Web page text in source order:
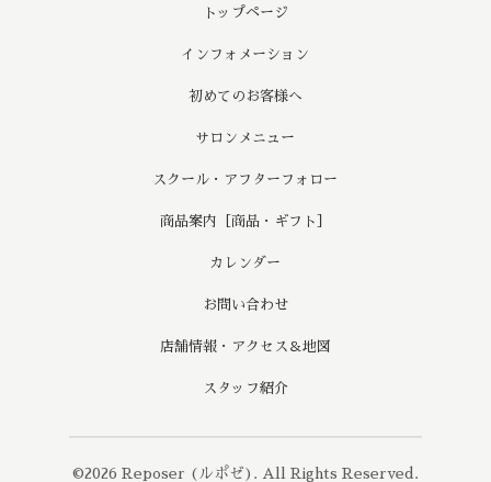
トップページ
インフォメーション
初めてのお客様へ
サロンメニュー
スクール・アフターフォロー
商品案内［商品・ギフト］
カレンダー
お問い合わせ
店舗情報・アクセス＆地図
スタッフ紹介
©2026 Reposer (ルポゼ) . All Rights Reserved.